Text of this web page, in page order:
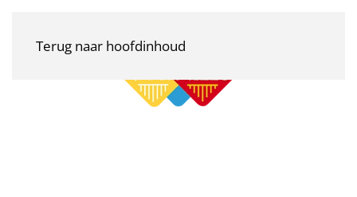
Terug naar hoofdinhoud